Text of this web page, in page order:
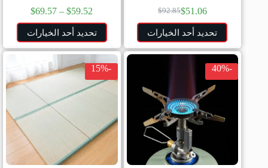
$92.85$51.06
تحديد أحد الخيارات
$59.52
–
$69.57
تحديد أحد الخيارات
-40%
-15%